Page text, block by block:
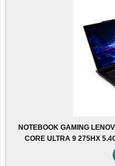
NOTEBOOK GAMING
CORE ULTRA 9 275HX